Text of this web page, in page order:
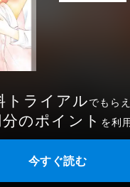
トライアルでもら
分のポイント を利
今すぐ読む